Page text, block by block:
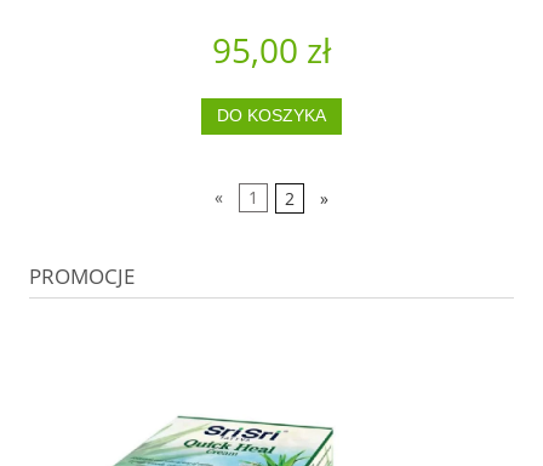
95,00 zł
DO KOSZYKA
« 1 2 »
PROMOCJE